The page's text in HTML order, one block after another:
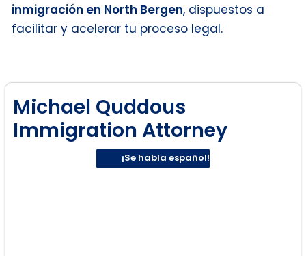
inmigración en North Bergen, dispuestos a
facilitar y acelerar tu proceso legal.
Michael Quddous
Immigration Attorney
¡Se habla español!